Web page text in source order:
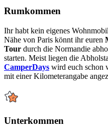
Rumkommen
Ihr habt kein eigenes
Nähe von Paris könnt ihr euren
Tour durch die Normandie
starten. Meist liegen die
CamperDays wird euch schon
mit einer Kilometerangabe
Unterkommen